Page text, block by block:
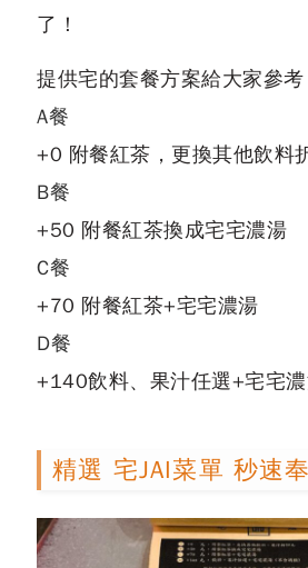
了！
提供宅的套餐方案給大家參考
A餐
+0 附餐紅茶，更換其他飲料
B餐
+50 附餐紅茶換成宅宅濃湯
C餐
+70 附餐紅茶+宅宅濃湯
D餐
+140飲料、果汁任選+宅宅
精選 宅JAI菜單 秒速